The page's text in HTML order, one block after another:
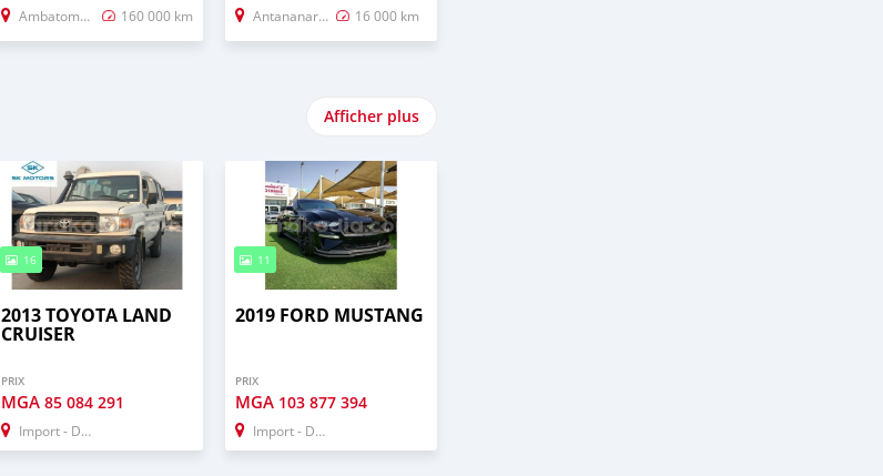
Ambatomainty 160 000 km Antananarivo 16 000 km
Afficher plus
16
2013 TOYOTA LAND
CRUISER
PRIX
MGA 85 084 291
Import - Dubai
11
2019 FORD MUSTANG
PRIX
MGA 103 877 394
Import - Dubai